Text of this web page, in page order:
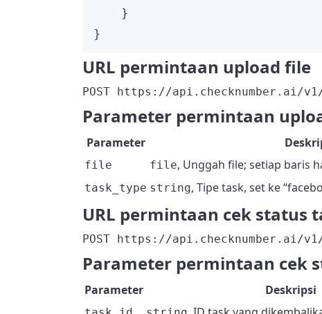
}
}
URL permintaan upload file
POST https://api.checknumber.ai/
Parameter permintaan
Parameter
file file, Unggah file; setiap baris
task_type string, Tipe task, set ke
URL permintaan cek status
POST https://api.checknumber.ai/
Parameter permintaan cek
Parameter Deskripsi